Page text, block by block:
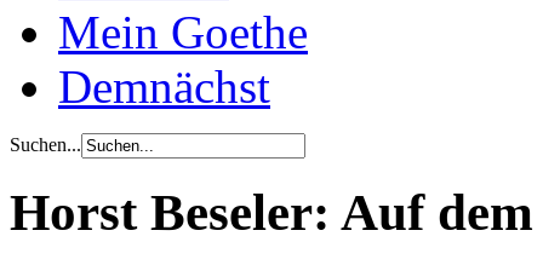
Mein Goethe
Demnächst
Suchen...
Horst Beseler: Auf